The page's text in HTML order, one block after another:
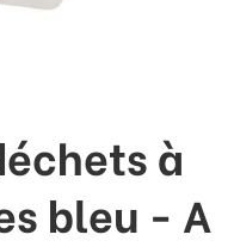
à
bleu - A